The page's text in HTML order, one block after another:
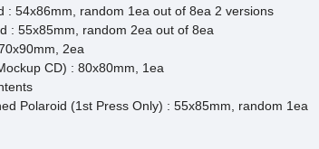
: 54x86mm, random 1ea out of 8ea 2 versions
: 55x85mm, random 2ea out of 8ea
2ea
CD) : 80x80mm, 1ea
Polaroid (1st Press Only) : 55x85mm, random 1ea